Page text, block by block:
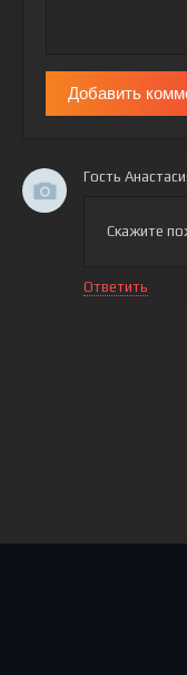
Добавить
Гость
Скажите
Ответить